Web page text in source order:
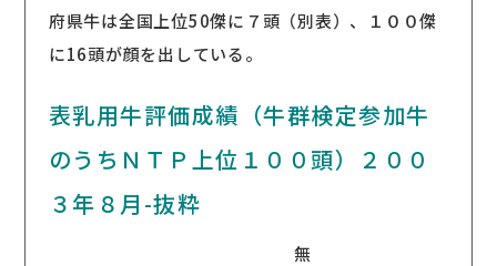
府県牛は全国上位50傑に７頭（別表）、１００傑
に16頭が顔を出している。
表乳用牛評価成績（牛群検定参加牛
のうちＮＴＰ上位１００頭）２００
３年８月-抜粋
無